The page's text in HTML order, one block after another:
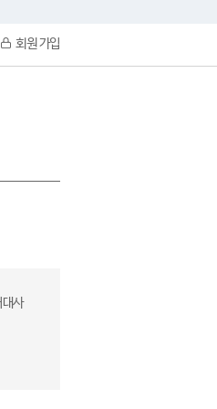
회원 가입
대사